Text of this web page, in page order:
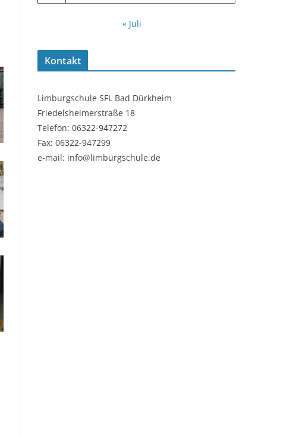
« Juli
Kontakt
Limburgschule SFL Bad Dürkheim
Friedelsheimerstraße 18
Telefon: 06322-947272
Fax: 06322-947299
e-mail: info@limburgschule.de